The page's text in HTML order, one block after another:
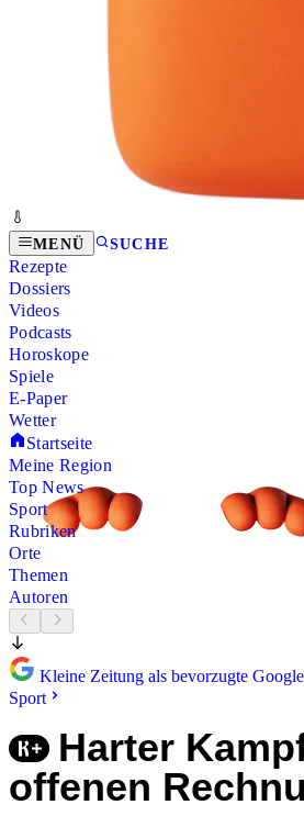
MENÜ SUCHE
Rezepte
Dossiers
Videos
Podcasts
Horoskope
Spiele
E-Paper
Wetter
Startseite
Meine Region
Top News
Sport
Rubriken
Orte
Themen
Autoren
Kleine Zeitung als bevorzugte
Sport
Harter
offenen